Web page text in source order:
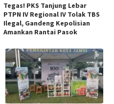
Tegas! PKS Tanjung Lebar
PTPN IV Regional IV Tolak TBS
Ilegal, Gandeng Kepolisian
Amankan Rantai Pasok